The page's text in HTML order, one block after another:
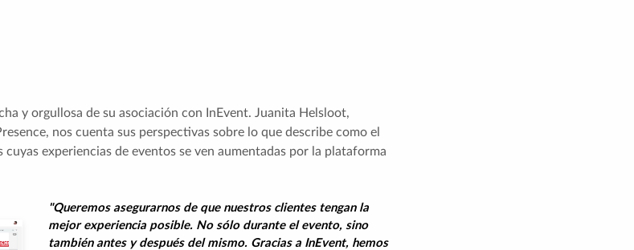
y orgullosa de su asociación con InEvent. Juanita Helsloot,
nos cuenta sus perspectivas sobre lo que describe como el
experiencias de eventos se ven aumentadas por la plataforma
"Queremos asegurarnos de que nuestros clientes tengan la
mejor experiencia posible. No sólo durante el evento, sino
también antes y después del mismo. Gracias a InEvent, hemos